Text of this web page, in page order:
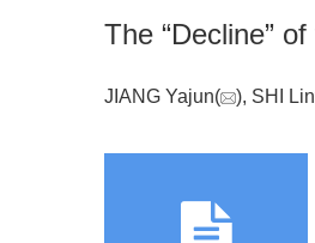
The “Decline”
JIANG Yajun( ), SHI